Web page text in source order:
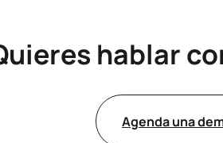
hablar
Agenda una